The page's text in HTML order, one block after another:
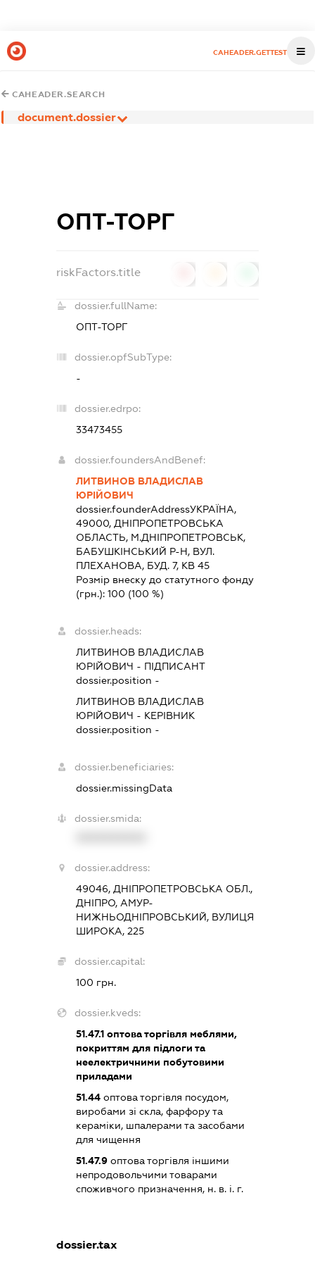
CAHEADER.GETTEST
CAHEADER.SEARCH
document.dossier
ОПТ-ТОРГ
riskFactors.title
dossier.fullName:
ОПТ-ТОРГ
dossier.opfSubType:
-
dossier.edrpo:
33473455
dossier.foundersAndBenef:
ЛИТВИНОВ ВЛАДИСЛАВ
ЮРІЙОВИЧ
dossier.founderAddressУКРАЇНА,
49000, ДНIПРОПЕТРОВСЬКА
ОБЛАСТЬ, М.ДНІПРОПЕТРОВСЬК,
БАБУШКІНСЬКИЙ Р-Н, ВУЛ.
ПЛЕХАНОВА, БУД. 7, КВ 45
Розмір внеску до статутного фонду
(грн.): 100 (100 %)
dossier.heads:
ЛИТВИНОВ ВЛАДИСЛАВ
ЮРІЙОВИЧ - ПІДПИСАНТ
dossier.position -
ЛИТВИНОВ ВЛАДИСЛАВ
ЮРІЙОВИЧ - КЕРІВНИК
dossier.position -
dossier.beneficiaries:
dossier.missingData
dossier.smida:
dossier.address:
49046, ДНІПРОПЕТРОВСЬКА ОБЛ.,
ДНІПРО, АМУР-
НИЖНЬОДНІПРОВСЬКИЙ, ВУЛИЦЯ
ШИРОКА, 225
dossier.capital:
100 грн.
dossier.kveds:
51.47.1оптова торгівля меблями,
покриттям для підлоги та
неелектричними побутовими
приладами
51.44оптова торгівля посудом,
виробами зі скла, фарфору та
кераміки, шпалерами та засобами
для чищення
51.47.9оптова торгівля іншими
непродовольчими товарами
споживчого призначення, н. в. і. г.
dossier.tax